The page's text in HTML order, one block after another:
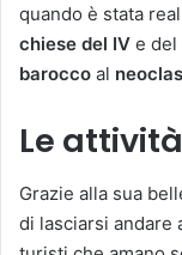
quando è stata
chiese del IV e del
barocco al
Le
Grazie alla sua
di lasciarsi andare